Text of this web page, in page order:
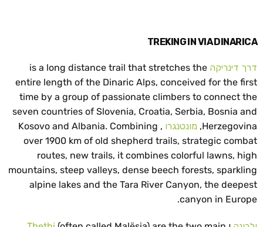
TREKING IN VIA DINARICA
דרך דינריקה is a long distance trail that stretches the
entire length of the Dinaric Alps, conceived for the first
time by a group of passionate climbers to connect the
seven countries of Slovenia, Croatia, Serbia, Bosnia and
Herzegovina, מונטנגרו
, Kosovo and Albania. Combining
over 1900 km of old shepherd trails, strategic combat
routes, new trails, it combines colorful lawns, high
mountains, steep valleys, dense beech forests, sparkling
alpine lakes and the Tara River Canyon, the deepest
canyon in Europe.